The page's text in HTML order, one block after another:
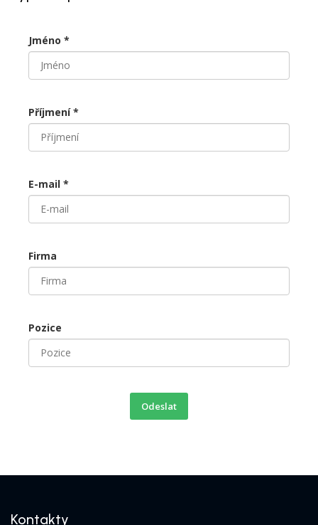
Jméno *
Příjmení *
E-mail *
Firma
Pozice
Odeslat
Kontakty